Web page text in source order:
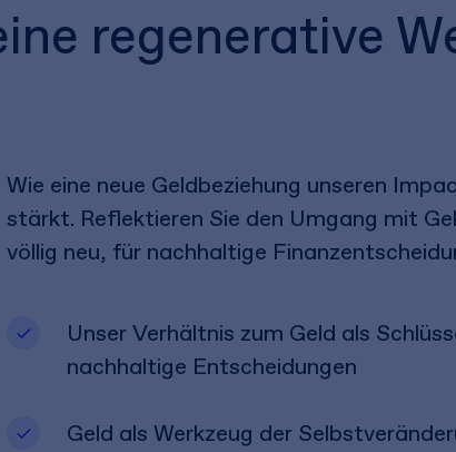
regenerative
Wie eine neue Geldbeziehung unseren
stärkt. Reflektieren Sie den Umgang mit
völlig neu, für nachhaltige
Unser Verhältnis zum Geld als
nachhaltige Entscheidungen
Geld als Werkzeug der